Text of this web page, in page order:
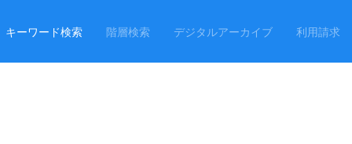
キーワード検索 階層検索 デジタルアーカイブ 利用請求